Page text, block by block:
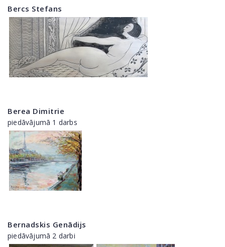
Bercs Stefans
Berea Dimitrie
piedāvājumā 1 darbs
Bernadskis Genādijs
piedāvājumā 2 darbi